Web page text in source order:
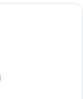
de hotel con una